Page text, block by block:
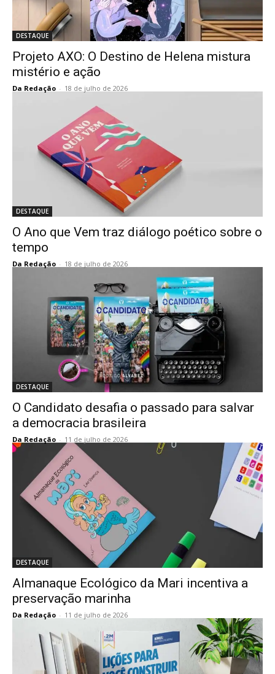
DESTAQUE
Projeto AXO: O Destino de Helena mistura
mistério e ação
Da Redação - 18 de julho de 2026
DESTAQUE
O Ano que Vem traz diálogo poético sobre o
tempo
Da Redação - 18 de julho de 2026
DESTAQUE
O Candidato desafia o passado para salvar
a democracia brasileira
Da Redação - 11 de julho de 2026
DESTAQUE
Almanaque Ecológico da Mari incentiva a
preservação marinha
Da Redação - 11 de julho de 2026